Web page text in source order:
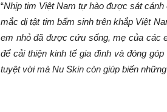
“Nhịp tim Việt Nam tự hào được sát
mắc dị tật tim bẩm sinh trên khắp Việt
em nhỏ đã được cứu sống, mẹ của các
để cải thiện kinh tế gia đình và đóng
tuyệt vời mà Nu Skin còn giúp biến